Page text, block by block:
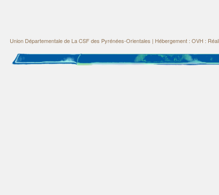
Union Départementale de La CSF des Pyrénées-Orientales | Hébergement : OVH :